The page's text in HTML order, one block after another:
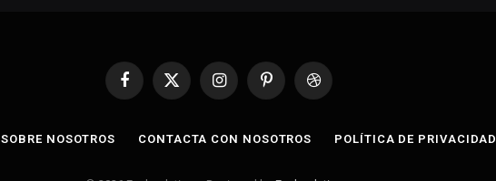
Facebook
X
InstagramPinterestDribbble
SOBRE NOSOTROS CONTACTA CON NOSOTROS POLÍTICA DE PRIVACIDAD